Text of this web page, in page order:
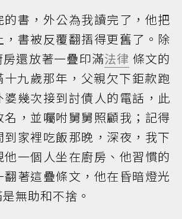
的書，外公為我讀完了，他把
，書被反覆翻摺得更舊了。除
還放著一疊印滿法律 條文的
九歲那年，父親欠下鉅款跑
婆幾次接到討債人的電話，此
名，並囑咐舅舅照顧我；記得
家裡吃飯那晚，深夜，我下
一個人坐在廚房、他習慣的
著這疊條文，他在昏暗燈光
無助和不捨。